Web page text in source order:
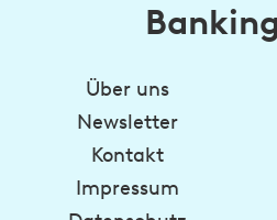
Über uns
Newsletter
Kontakt
Impressum